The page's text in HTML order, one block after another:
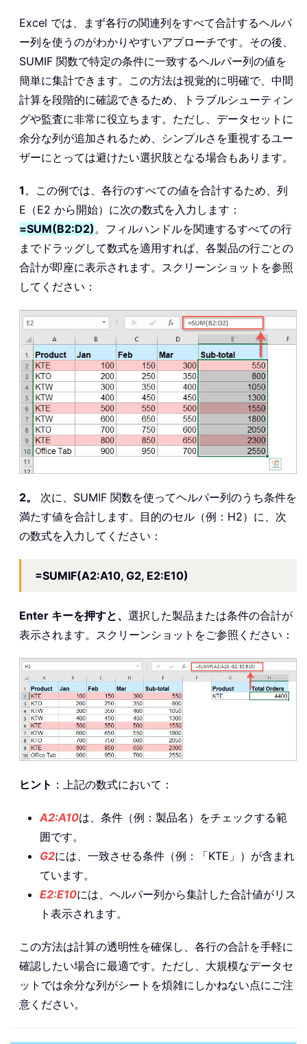
Excel では、まず各行の関連列をすべて合計するヘルパ
ー列を使うのがわかりやすいアプローチです。その後、
SUMIF 関数で特定の条件に一致するヘルパー列の値を
簡単に集計できます。この方法は視覚的に明確で、中間
計算を段階的に確認できるため、トラブルシューティン
グや監査に非常に役立ちます。ただし、データセットに
余分な列が追加されるため、シンプルさを重視するユー
ザーにとっては避けたい選択肢となる場合もあります。
1。この例では、各行のすべての値を合計するため、列
E（E2 から開始）に次の数式を入力します：
=SUM(B2:D2)。フィルハンドルを関連するすべての行
までドラッグして数式を適用すれば、各製品の行ごとの
合計が即座に表示されます。スクリーンショットを参照
してください：
2。
次に、SUMIF 関数を使ってヘルパー列のうち条件を
満たす値を合計します。目的のセル（例：H2）に、次
の数式を入力してください：
=SUMIF(A2:A10, G2, E2:E10)
Enter キーを押すと、 選択した製品または条件の合計が
表示されます。スクリーンショットをご参照ください：
ヒント ：上記の数式において：
A2:A10は、条件（例：製品名）をチェックする範
囲です。
G2には、一致させる条件（例：「KTE」）が含まれ
ています。
E2:E10には、ヘルパー列から集計した合計値がリス
ト表示されます。
この方法は計算の透明性を確保し、各行の合計を手軽に
確認したい場合に最適です。ただし、大規模なデータセ
ットでは余分な列がシートを煩雑にしかねない点にご注
意ください。